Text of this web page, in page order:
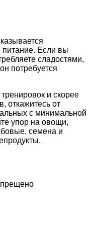
Если вы
сладостями,
потребуется
и скорее
откажитесь от
с минимальной
упор на овощи,
семена и